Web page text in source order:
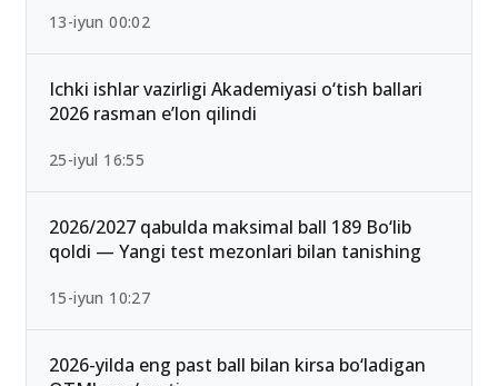
Qabul-2026: Eng past o‘tish ballari bilan kirish
mumkin bo‘lgan yo‘nalishlar
13-iyun 00:02
Ichki ishlar vazirligi Akademiyasi o‘tish ballari
2026 rasman e’lon qilindi
25-iyul 16:55
2026/2027 qabulda maksimal ball 189 Bo‘lib
qoldi — Yangi test mezonlari bilan tanishing
15-iyun 10:27